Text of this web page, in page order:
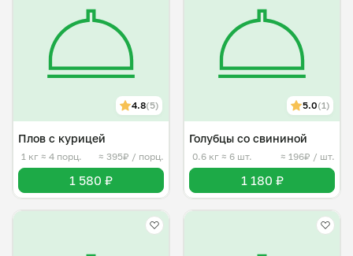
4.8(5)
Плов с курицей
1 кг ≈ 4 порц. ≈ 395₽ / порц.
1 580 ₽
5.0(1)
Голубцы со свининой
0.6 кг ≈ 6 шт. ≈ 196₽ / шт.
1 180 ₽